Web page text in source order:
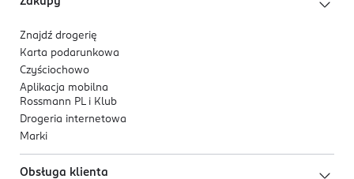
Znajdź drogerię
Karta podarunkowa
Czyściochowo
Aplikacja mobilna
Rossmann PL i Klub
Drogeria internetowa
Marki
Obsługa klienta